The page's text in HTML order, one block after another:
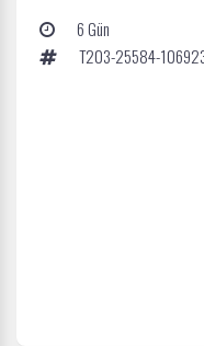
6 Gün
T203-25584-